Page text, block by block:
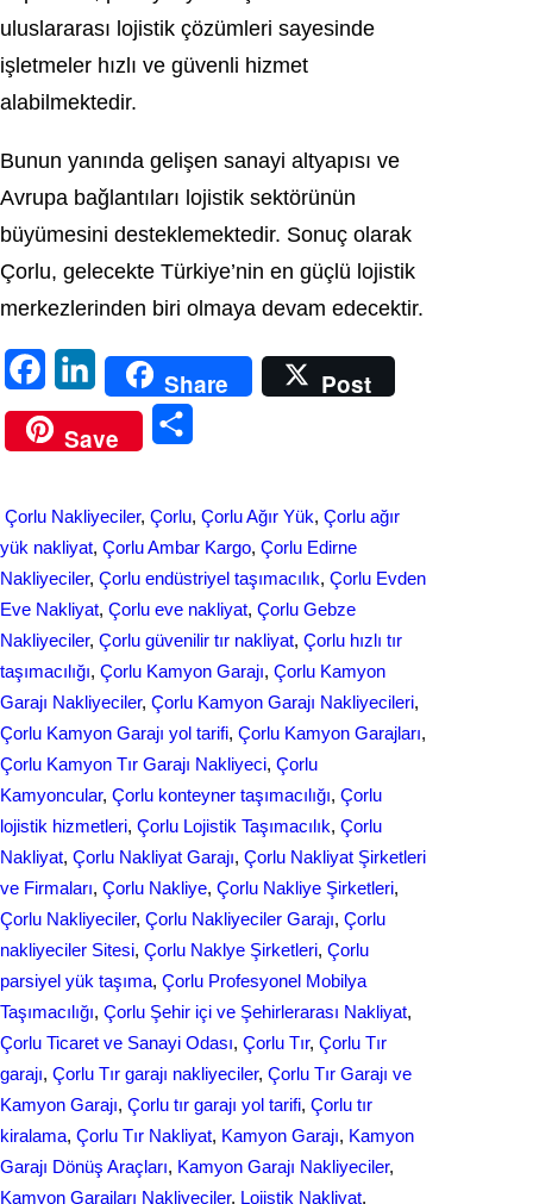
uluslararası lojistik çözümleri sayesinde
işletmeler hızlı ve güvenli hizmet
alabilmektedir.
Bunun yanında gelişen sanayi altyapısı ve
Avrupa bağlantıları lojistik sektörünün
büyümesini desteklemektedir. Sonuç olarak
Çorlu, gelecekte Türkiye’nin en güçlü lojistik
merkezlerinden biri olmaya devam edecektir.
a
c
o
o
k
i
n
e
d
I
n
Share
Post
Save
r
e
Çorlu Nakliyeciler, Çorlu, Çorlu Ağır Yük, Çorlu ağır
yük nakliyat, Çorlu Ambar Kargo, Çorlu Edirne
Nakliyeciler, Çorlu endüstriyel taşımacılık, Çorlu Evden
Eve Nakliyat, Çorlu eve nakliyat, Çorlu Gebze
Nakliyeciler, Çorlu güvenilir tır nakliyat, Çorlu hızlı tır
taşımacılığı, Çorlu Kamyon Garajı, Çorlu Kamyon
Garajı Nakliyeciler, Çorlu Kamyon Garajı Nakliyecileri
Çorlu Kamyon Garajı yol tarifi, Çorlu Kamyon Garajları
Çorlu Kamyon Tır Garajı Nakliyeci, Çorlu
Kamyoncular, Çorlu konteyner taşımacılığı, Çorlu
lojistik hizmetleri, Çorlu Lojistik Taşımacılık, Çorlu
Nakliyat, Çorlu Nakliyat Garajı, Çorlu Nakliyat Şirketleri
ve Firmaları, Çorlu Nakliye, Çorlu Nakliye Şirketleri
Çorlu Nakliyeciler, Çorlu Nakliyeciler Garajı, Çorlu
nakliyeciler Sitesi, Çorlu Naklye Şirketleri, Çorlu
parsiyel yük taşıma, Çorlu Profesyonel Mobilya
Taşımacılığı, Çorlu Şehir içi ve Şehirlerarası Nakliyat
Çorlu Ticaret ve Sanayi Odası, Çorlu Tır, Çorlu Tır
garajı, Çorlu Tır garajı nakliyeciler, Çorlu Tır Garajı ve
Kamyon Garajı, Çorlu tır garajı yol tarifi, Çorlu tır
kiralama, Çorlu Tır Nakliyat, Kamyon Garajı, Kamyon
Garajı Dönüş Araçları, Kamyon Garajı Nakliyeciler
Kamyon Garajları Nakliyeciler, Lojistik Nakliyat